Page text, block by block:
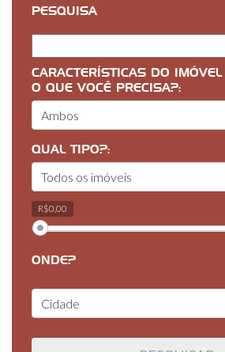
PESQUISA
CARACTERÍSTICAS DO IMÓVEL
O QUE VOCÊ PRECISA?:
QUAL TIPO?:
R$0,00
ONDE?